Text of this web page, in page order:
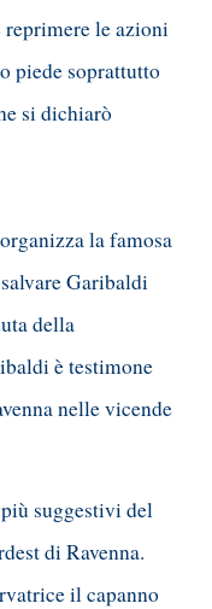
le azioni
piede soprattutto
si dichiarò
la famosa
Garibaldi
della
è testimone
nelle vicende
suggestivi del
di Ravenna.
il capanno